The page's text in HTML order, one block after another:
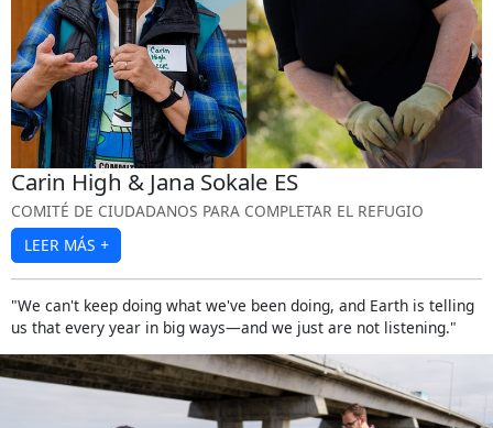
Carin High & Jana Sokale ES
COMITÉ DE CIUDADANOS PARA COMPLETAR EL REFUGIO
LEER MÁS +
"We can't keep doing what we've been doing, and Earth is telling
us that every year in big ways—and we just are not listening."